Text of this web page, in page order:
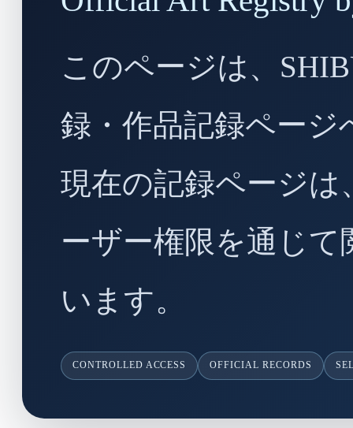
このページは、
録・作品記録ペー
現在の記録ページは
ーザー権限を通じ
います。
CONTROLLED ACCESS OFFICIAL RECORDS